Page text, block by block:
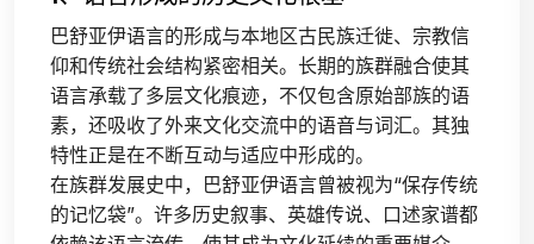
巴舒亚伊语言的形成与本地区古民族迁徙、宗教信
仰和传统社会结构紧密相关。长期的族群融合使其
语言承载了多层文化痕迹，不仅包含原始部族的语
素，还吸收了外来文化交流中的语音与词汇。其独
特性正是在不断互动与适应中形成的。
在族群发展史中，巴舒亚伊语言曾被视为“保存传统
的记忆袋”。许多历史叙事、英雄传说、口述家谱都